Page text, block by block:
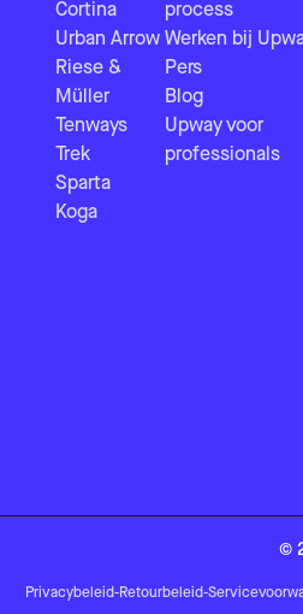
Cortina
Urban Arrow
Riese &
Müller
Tenways
Trek
Sparta
Koga
process
Werken bij
Pers
Blog
Upway voor
professionals
©
Privacybeleid-Retourbeleid-